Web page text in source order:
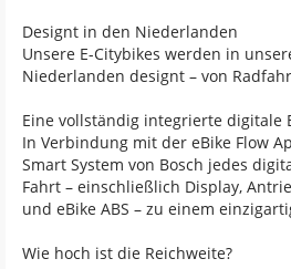
Designt in den Niederlanden
Unsere E-Citybikes werden in
Niederlanden designt – von
Eine vollständig integrierte digitale
In Verbindung mit der eBike Flow
Smart System von Bosch jedes
Fahrt – einschließlich Display,
und eBike ABS – zu einem
Wie hoch ist die Reichweite?